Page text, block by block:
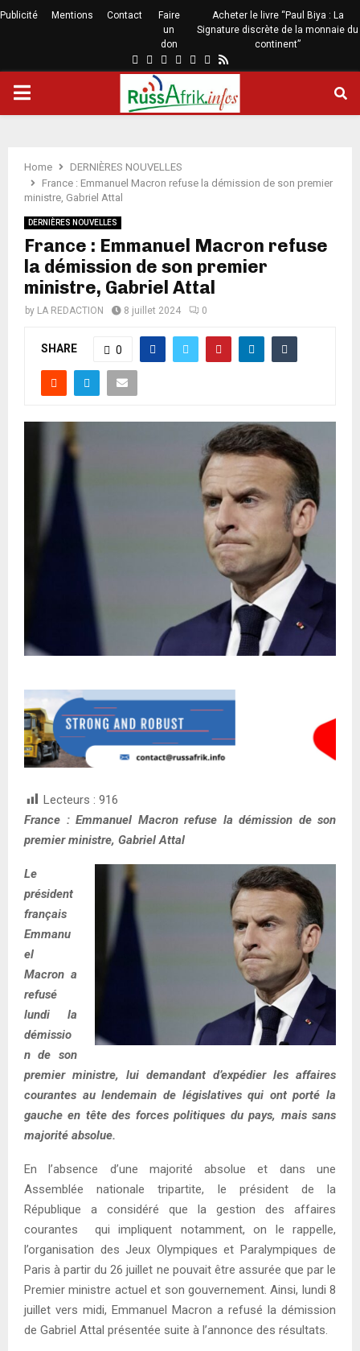
Publicité Mentions Contact
Faire
un
don
Acheter le livre “Paul Biya : La
Signature discrète de la monnaie du
continent”
Home
DERNIÈRES NOUVELLES
France : Emmanuel Macron refuse la démission de son premier
ministre, Gabriel Attal
DERNIÈRES NOUVELLES
France : Emmanuel Macron refuse
la démission de son premier
ministre, Gabriel Attal
by LA REDACTION 8 juillet 2024 0
SHARE 0
Lecteurs : 916
France : Emmanuel Macron refuse la démission de son
premier ministre, Gabriel Attal
Le
président
français
Emmanu
el
Macron a
refusé
lundi la
démissio
n de son
premier ministre, lui demandant d’expédier les affaires
courantes au lendemain de législatives qui ont porté la
gauche en tête des forces politiques du pays, mais sans
majorité absolue.
En l’absence d’une majorité absolue et dans une
Assemblée nationale tripartite, le président de la
République a considéré que la gestion des affaires
courantes qui impliquent notamment, on le rappelle,
l’organisation des Jeux Olympiques et Paralympiques de
Paris à partir du 26 juillet ne pouvait être assurée que par le
Premier ministre actuel et son gouvernement. Ainsi, lundi 8
juillet vers midi, Emmanuel Macron a refusé la démission
de Gabriel Attal présentée suite à l’annonce des résultats.